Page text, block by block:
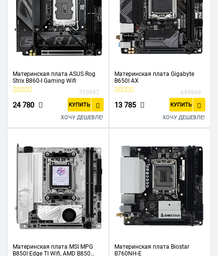
Материнская плата ASUS Rog
Strix B860-I Gaming Wifi
710997
24 780 КУПИТЬ
ХОЧУ ДЕШЕВЛЕ!
Материнская плата Gigabyte
B650I AX
693969
13 785 КУПИТЬ
ХОЧУ ДЕШЕВЛЕ!
Материнская плата MSI MPG
B850I Edge TI Wifi, AMD B850
Материнская плата Biostar
B760NH-E